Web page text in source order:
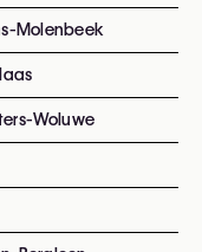
Molenbeek
Woluwe